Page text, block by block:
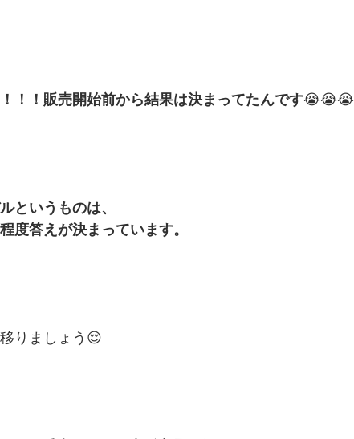
！！販売開始前から結果は決まってたんです😭😭😭
というものは、
度答えが決まっています。
りましょう😌